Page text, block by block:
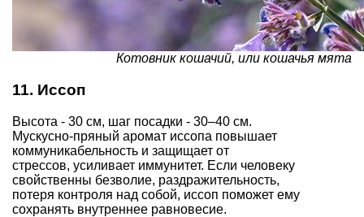
Котовник кошачий, или кошачья мята
11. Иссоп
Высота - 30 см, шаг посадки - 30–40 см.
Мускусно-пряный аромат иссопа повышает
коммуникабельность и защищает от
стрессов, усиливает иммунитет. Если человеку
свойственны безволие, раздражительность,
потеря контроля над собой, иссоп поможет ему
сохранять внутреннее равновесие.